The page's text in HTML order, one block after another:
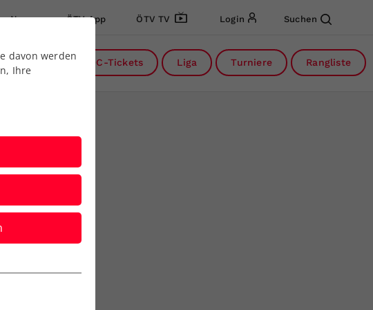
News ÖTV App ÖTV TV Login Suchen
DC-Tickets Liga Turniere Rangliste
davon werden
Ihre
der